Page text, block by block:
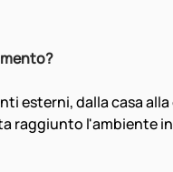
esterni, dalla casa
raggiunto l'ambiente